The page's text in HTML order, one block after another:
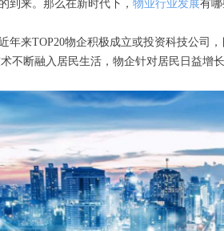
到来。那么在新时代下， 物业行业发展有
年来TOP20物企积极成立或投资科技公司
不断融入居民生活，物企针对居民日益增